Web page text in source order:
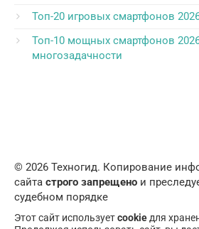
Топ-20 игровых смартфонов
Топ-10 мощных смартфонов
многозадачности
© 2026 Техногид. Копирование
сайта строго запрещено и
судебном порядке
Этот сайт используетcookieдля